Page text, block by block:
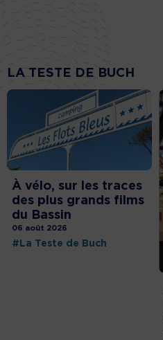
LA TESTE DE BUCH
À vélo, sur les traces
des plus grands films
du Bassin
06 août 2026
#La Teste de Buch